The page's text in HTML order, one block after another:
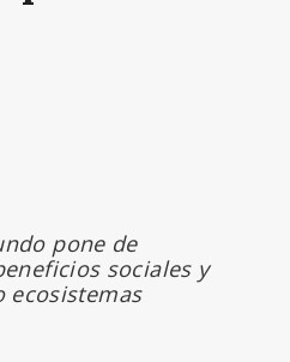
pone de
sociales y
ecosistemas